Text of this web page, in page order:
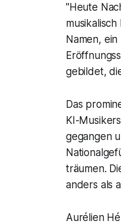
"Heute
Namen,
gebildet,
Das
KI-
gegangen
träumen.
anders als
Aurélien